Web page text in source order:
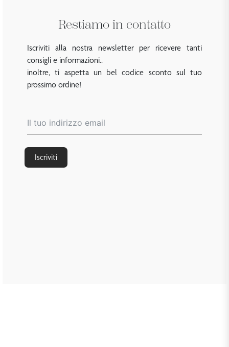
Restiamo in contatto
Iscriviti alla nostra newsletter per ricevere tanti
consigli e informazioni..
inoltre, ti aspetta un bel codice sconto sul tuo
prossimo ordine!
Iscriviti